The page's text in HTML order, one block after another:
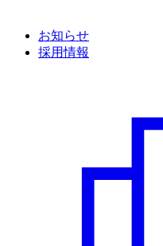
お知らせ
採用情報